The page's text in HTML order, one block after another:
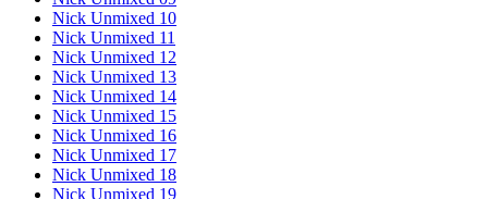
Nick Unmixed 10
Nick Unmixed 11
Nick Unmixed 12
Nick Unmixed 13
Nick Unmixed 14
Nick Unmixed 15
Nick Unmixed 16
Nick Unmixed 17
Nick Unmixed 18
Nick Unmixed 19